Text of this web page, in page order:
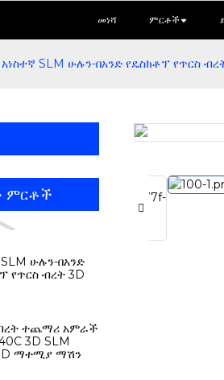
መነሻ ምርቶች
አነስተኛ SLM ሁሉን-በአንድ የዴስክቶፕ የጥርስ
ምርቶች
ሁሉን-በአንድ
የጥርስ ብረት 3D
ተጨማሪ አምራች
3D SLM
ማተሚያ ማሽን